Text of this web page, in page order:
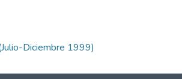
Diciembre 1999)